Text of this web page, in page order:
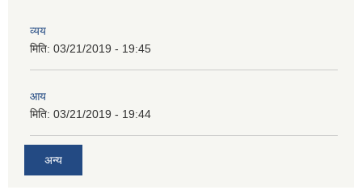
व्यय
मिति: 03/21/2019 - 19:45
आय
मिति: 03/21/2019 - 19:44
अन्य